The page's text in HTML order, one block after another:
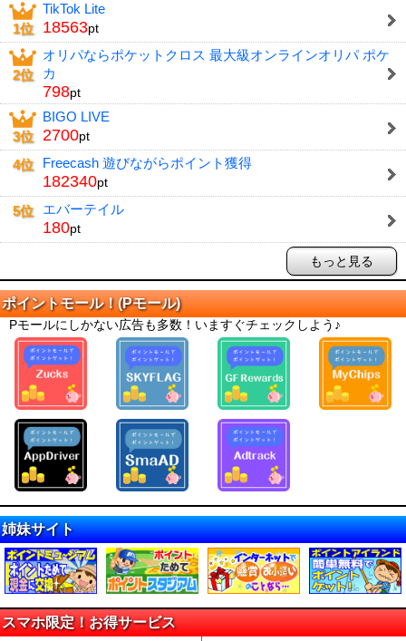
1位
TikTok Lite
18563pt
2位
オリパならポケットクロス 最大級オンラインオリパ ポケ
カ
798pt
3位
BIGO LIVE
2700pt
4位 Freecash 遊びながらポイント獲得
182340pt
5位 エバーテイル
180pt
もっと見る
ポイントモール！(Pモール)
Pモールにしかない広告も多数！いますぐチェックしよう♪
姉妹サイト
スマホ限定！お得サービス